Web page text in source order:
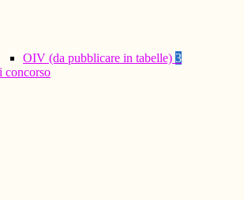
OIV (da pubblicare in tabelle) 3
concorso